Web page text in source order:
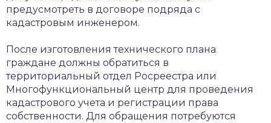
предусмотреть в договоре подряда с
кадастровым инженером.
После изготовления технического плана
граждане должны обратиться в
территориальный отдел Росреестра или
Многофункциональный центр для проведения
кадастрового учета и регистрации права
собственности. Для обращения потребуются